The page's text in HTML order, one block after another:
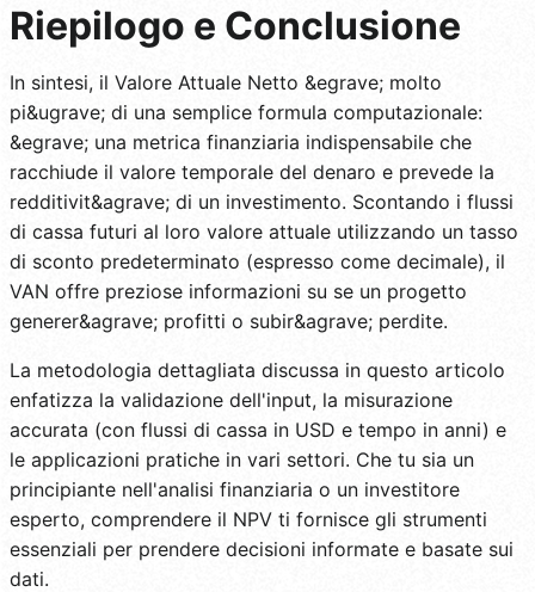
Riepilogo e Conclusione
In sintesi, il Valore Attuale Netto &egrave; molto
pi&ugrave; di una semplice formula computazionale:
&egrave; una metrica finanziaria indispensabile che
racchiude il valore temporale del denaro e prevede la
redditivit&agrave; di un investimento. Scontando i flussi
di cassa futuri al loro valore attuale utilizzando un tasso
di sconto predeterminato (espresso come decimale), il
VAN offre preziose informazioni su se un progetto
generer&agrave; profitti o subir&agrave; perdite.
La metodologia dettagliata discussa in questo articolo
enfatizza la validazione dell'input, la misurazione
accurata (con flussi di cassa in USD e tempo in anni) e
le applicazioni pratiche in vari settori. Che tu sia un
principiante nell'analisi finanziaria o un investitore
esperto, comprendere il NPV ti fornisce gli strumenti
essenziali per prendere decisioni informate e basate sui
dati.